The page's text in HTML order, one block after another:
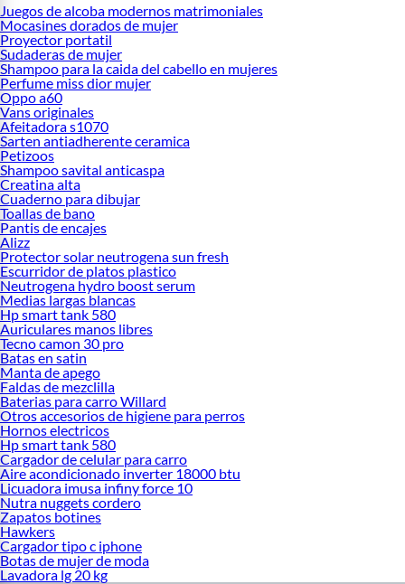
Juegos de alcoba modernos matrimoniales
Mocasines dorados de mujer
Proyector portatil
Sudaderas de mujer
Shampoo para la caida del cabello en mujeres
Perfume miss dior mujer
Oppo a60
Vans originales
Afeitadora s1070
Sarten antiadherente ceramica
Petizoos
Shampoo savital anticaspa
Creatina alta
Cuaderno para dibujar
Toallas de bano
Pantis de encajes
Alizz
Protector solar neutrogena sun fresh
Escurridor de platos plastico
Neutrogena hydro boost serum
Medias largas blancas
Hp smart tank 580
Auriculares manos libres
Tecno camon 30 pro
Batas en satin
Manta de apego
Faldas de mezclilla
Baterias para carro Willard
Otros accesorios de higiene para perros
Hornos electricos
Hp smart tank 580
Cargador de celular para carro
Aire acondicionado inverter 18000 btu
Licuadora imusa infiny force 10
Nutra nuggets cordero
Zapatos botines
Hawkers
Cargador tipo c iphone
Botas de mujer de moda
Lavadora lg 20 kg